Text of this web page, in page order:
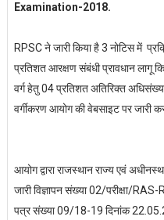
Examination-2018.
RPSC ने जारी किया है 3 नोटिस में
प्रतिशत आरक्षण संबंधी प्रावधान लागू
वर्ग हेतु 04 प्रतिशत अतिरिक्त
वर्गीकरण आयोग की वेबसाइट पर जारी
आयोग द्वारा राजस्थान राज्य एवं
जारी विज्ञापन संख्या 02/परीक्षा/
पत्र संख्या 09/18-19 दिनांक